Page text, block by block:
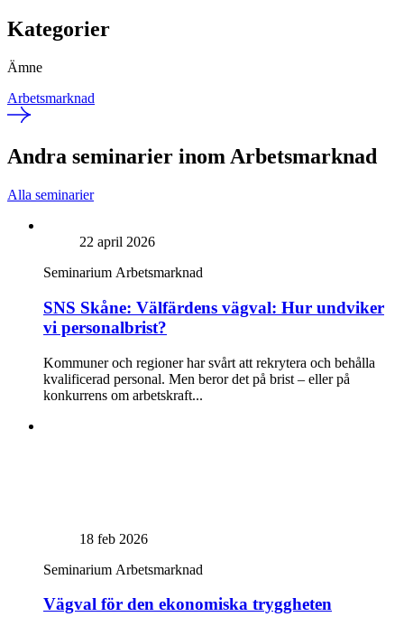
Kategorier
Ämne
Arbetsmarknad
Andra seminarier inom Arbetsmarknad
Alla seminarier
22 april 2026
Seminarium Arbetsmarknad
SNS Skåne: Välfärdens vägval: Hur undviker
vi personalbrist?
Kommuner och regioner har svårt att rekrytera och behålla
kvalificerad personal. Men beror det på brist – eller på
konkurrens om arbetskraft...
18 feb 2026
Seminarium Arbetsmarknad
Vägval för den ekonomiska tryggheten